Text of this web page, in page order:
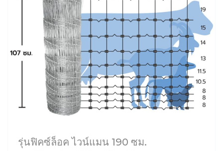
รุ่นฟิคซ์ล็อค ไวน์แมน 190 ซม.